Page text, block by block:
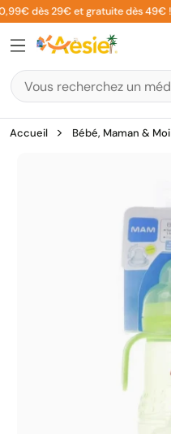
Aller
au
contenu
dès 29€ et gratuite dès 49€ !
Accueil Bébé, Maman & Moi